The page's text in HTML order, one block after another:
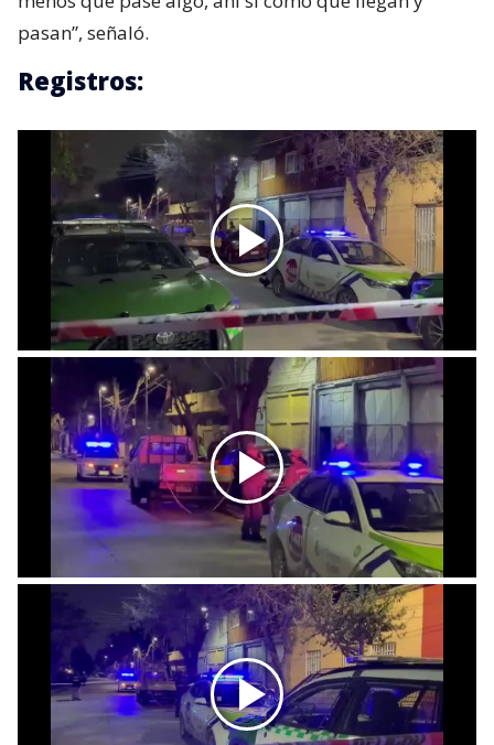
pasan”, señaló.
Registros: